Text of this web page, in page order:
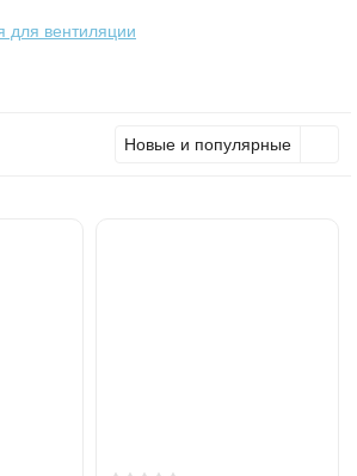
для вентиляции
Новые и популярные